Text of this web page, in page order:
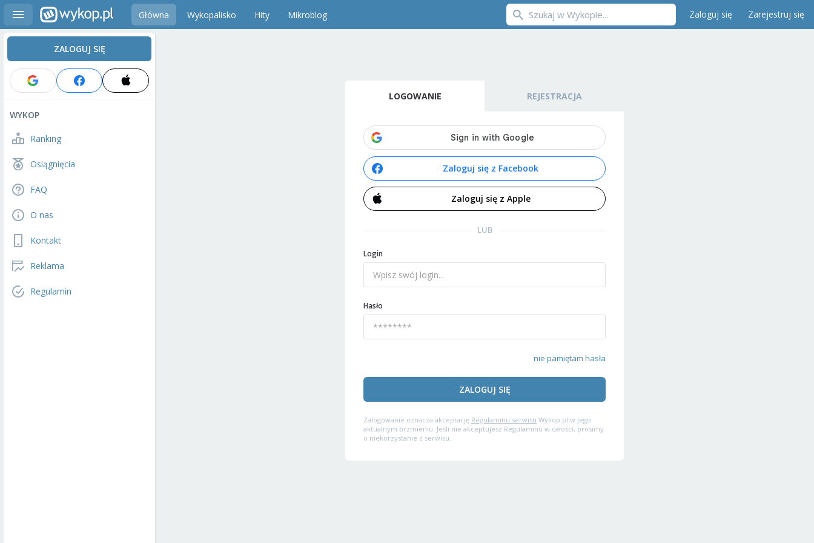
Główna Wykopalisko Hity Mikroblog Zaloguj się Zarejestruj się
ZALOGUJ SIĘ
WYKOP
Ranking
Osiągnięcia
FAQ
O nas
Kontakt
Reklama
Regulamin
LOGOWANIE REJESTRACJA
Zaloguj się z Facebook
Zaloguj się z Apple
LUB
Login
Hasło
nie pamiętam hasła
ZALOGUJ SIĘ
Zalogowanie oznacza akceptację Regulaminu serwisu Wykop.pl w jego
aktualnym brzmieniu. Jeśli nie akceptujesz Regulaminu w całości, prosimy
o niekorzystanie z serwisu.